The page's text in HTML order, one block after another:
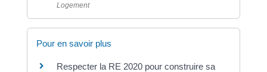
Logement
Pour en savoir plus
Respecter la RE 2020 pour construire sa